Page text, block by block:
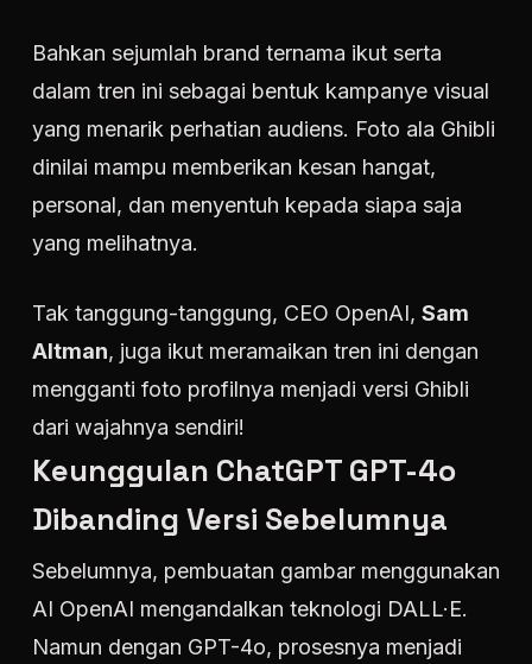
Bahkan sejumlah brand ternama ikut serta
dalam tren ini sebagai bentuk kampanye visual
yang menarik perhatian audiens. Foto ala Ghibli
dinilai mampu memberikan kesan hangat,
personal, dan menyentuh kepada siapa saja
yang melihatnya.
Tak tanggung-tanggung, CEO OpenAI, Sam
Altman, juga ikut meramaikan tren ini dengan
mengganti foto profilnya menjadi versi Ghibli
dari wajahnya sendiri!
Keunggulan ChatGPT GPT-4o
Dibanding Versi Sebelumnya
Sebelumnya, pembuatan gambar menggunakan
AI OpenAI mengandalkan teknologi DALL·E.
Namun dengan GPT-4o, prosesnya menjadi